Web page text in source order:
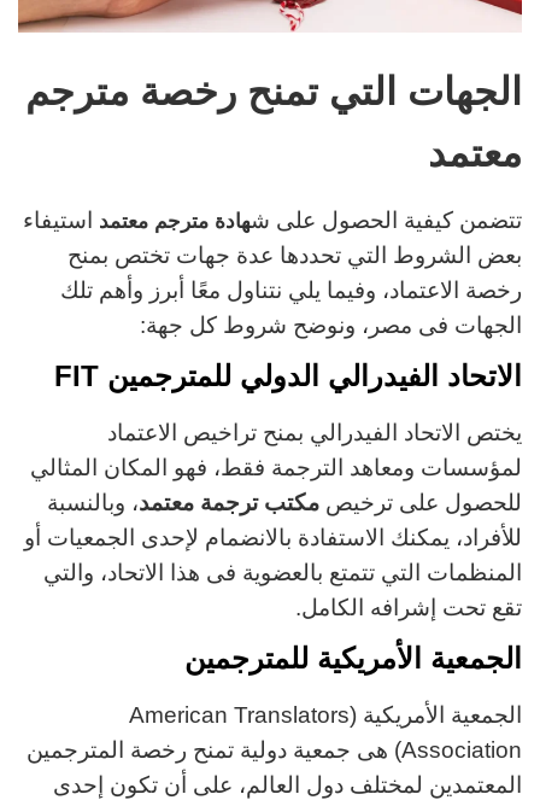
الجهات التي تمنح رخصة مترجم
معتمد
تتضمن كيفية الحصول على شهادة مترجم معتمد
استيفاء
بعض الشروط التي تحددها عدة جهات تختص بمنح
رخصة الاعتماد، وفيما يلي نتناول معًا أبرز وأهم تلك
الجهات فى مصر، ونوضح شروط كل جهة:
الاتحاد الفيدرالي الدولي للمترجمين FIT
يختص الاتحاد الفيدرالي بمنح تراخيص الاعتماد
لمؤسسات ومعاهد الترجمة فقط، فهو المكان المثالي
للحصول على ترخيص مكتب ترجمة معتمد، وبالنسبة
للأفراد، يمكنك الاستفادة بالانضمام لإحدى الجمعيات أو
المنظمات التي تتمتع بالعضوية فى هذا الاتحاد، والتي
تقع تحت إشرافه الكامل.
الجمعية الأمريكية للمترجمين
الجمعية الأمريكية (American Translators
Association) هى جمعية دولية تمنح رخصة المترجمين
المعتمدين لمختلف دول العالم، على أن تكون إحدى